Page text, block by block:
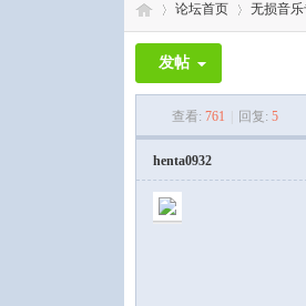
论坛首页 无损音乐
发帖
查看: 761 回复: 5
henta0932